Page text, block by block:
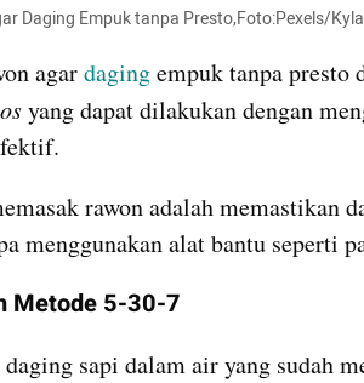
Daging Empuk tanpa Presto,Foto:Pexels/
agar daging empuk tanpa presto
yang dapat dilakukan dengan
rawon adalah memastikan
menggunakan alat bantu seperti
Metode 5-30-7
sapi dalam air yang sudah